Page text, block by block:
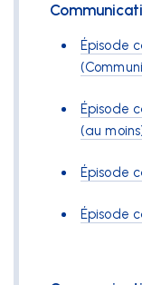
Épisode
Épisode
(au
Épisode
Épisode